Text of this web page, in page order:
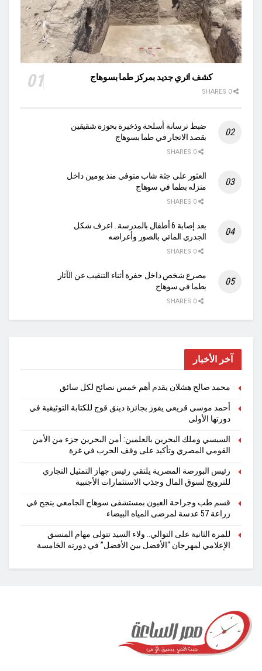
كشف اثري جديد بمركز طما بسوهاج
ضبط ترسانة أسلحة وذخيرة بحوزة شقيقين
بقصد الاتجار في طما بسوهاج
العثور على جثة شاب متوفى منذ يومين داخل
منزله بطما في سوهاج
بعد إصابة 6 أطفال بالمدرسة.. اعرف شكل
الجدري المائي بالصور وأعراضه
مصرع شخص داخل حفرة أثناء التنقيب عن الآثار
بطما في سوهاج
آخر الأخبار
محمد صالح هشلان يقدم أهم خمس نصائح لكل سائق
أحمد موسى قريعي يفوز بجائزة دينق قوج للكتابة التوثيقية في
دورتها الأولى
السيسي وملك البحرين بالعلمين: أمن البحرين جزء من الأمن
القومي المصري وتأكيد على وقف الحرب في غزة
رئيس البورصة المصرية يلتقي رئيس جهاز التمثيل التجاري
للترويج لسوق المال وجذب الاستثمارات الأجنبية
قسم طب وجراحة العيون بمستشفى سوهاج الجامعي ينجح في
زراعة 57 عدسة لمرضى المياه البيضاء
للمرة الثانية على التوالي.. ولاء السيد تتولى مهام المنسق
الإعلامي لمهرجان “الأفضل بين الأفضل” في دورته الخامسة